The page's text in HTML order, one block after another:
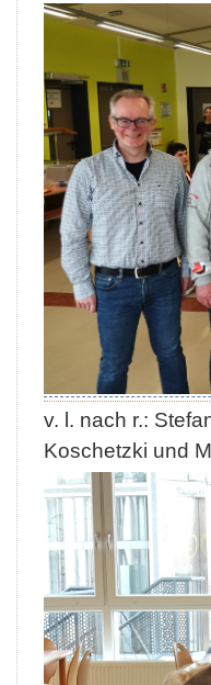
v. l. nach r.:
Koschetzki und